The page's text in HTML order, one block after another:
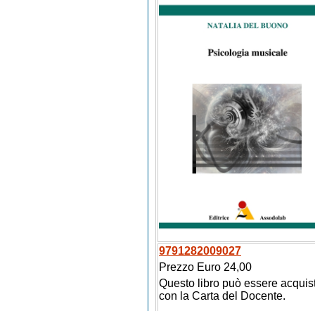
9791282009027
Prezzo Euro 24,00
Questo libro può essere
con la Carta del Docente.